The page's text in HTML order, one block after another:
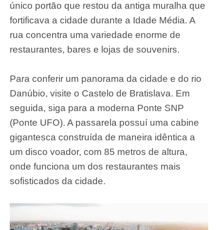
único portão que restou da antiga muralha que
fortificava a cidade durante a Idade Média. A
rua concentra uma variedade enorme de
restaurantes, bares e lojas de souvenirs.
Para conferir um panorama da cidade e do rio
Danúbio, visite o Castelo de Bratislava. Em
seguida, siga para a moderna Ponte SNP
(Ponte UFO). A passarela possuí uma cabine
gigantesca construída de maneira idêntica a
um disco voador, com 85 metros de altura,
onde funciona um dos restaurantes mais
sofisticados da cidade.